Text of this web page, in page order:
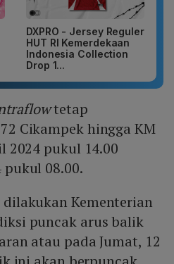
DXPRO - Jersey Reguler
HUT RI Kemerdekaan
Indonesia Collection
Drop 1...
tetap
Cikampek hingga KM
2024 pukul 14.00
08.00.
Kementerian
puncak arus balik
atau pada Jumat, 12